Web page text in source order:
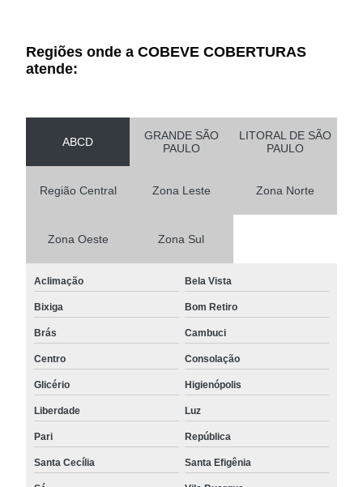
Regiões onde a COBEVE COBERTURAS
atende:
ABCD
GRANDE SÃO
PAULO
LITORAL DE SÃO
PAULO
Região Central Zona Leste Zona Norte
Zona Oeste Zona Sul
Aclimação Bela Vista
Bixiga Bom Retiro
Brás Cambuci
Centro Consolação
Glicério Higienópolis
Liberdade Luz
Pari República
Santa Cecília Santa Efigênia